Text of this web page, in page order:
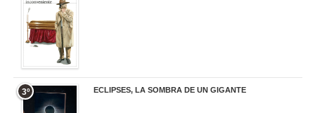
3º ECLIPSES, LA SOMBRA DE UN GIGANTE